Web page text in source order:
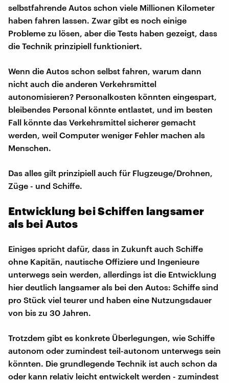
selbstfahrende Autos schon viele Millionen Kilometer
haben fahren lassen. Zwar gibt es noch einige
Probleme zu lösen, aber die Tests haben gezeigt, dass
die Technik prinzipiell funktioniert.
Wenn die Autos schon selbst fahren, warum dann
nicht auch die anderen Verkehrsmittel
autonomisieren? Personalkosten könnten eingespart,
bleibendes Personal könnte entlastet, und im besten
Fall könnte das Verkehrsmittel sicherer gemacht
werden, weil Computer weniger Fehler machen als
Menschen.
Das alles gilt prinzipiell auch für Flugzeuge/Drohnen,
Züge - und Schiffe.
Entwicklung bei Schiffen langsamer
als bei Autos
Einiges spricht dafür, dass in Zukunft auch Schiffe
ohne Kapitän, nautische Offiziere und Ingenieure
unterwegs sein werden, allerdings ist die Entwicklung
hier deutlich langsamer als bei den Autos: Schiffe sind
pro Stück viel teurer und haben eine Nutzungsdauer
von bis zu 30 Jahren.
Trotzdem gibt es konkrete Überlegungen, wie Schiffe
autonom oder zumindest teil-autonom unterwegs sein
könnten. Die grundlegende Technik ist auch schon da
oder kann relativ leicht entwickelt werden - zumindest